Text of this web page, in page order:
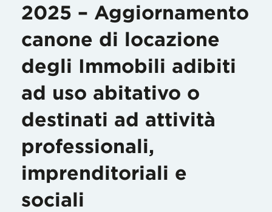
2025 – Aggiornamento
canone di locazione
degli Immobili adibiti
ad uso abitativo o
destinati ad attività
professionali,
imprenditoriali e
sociali